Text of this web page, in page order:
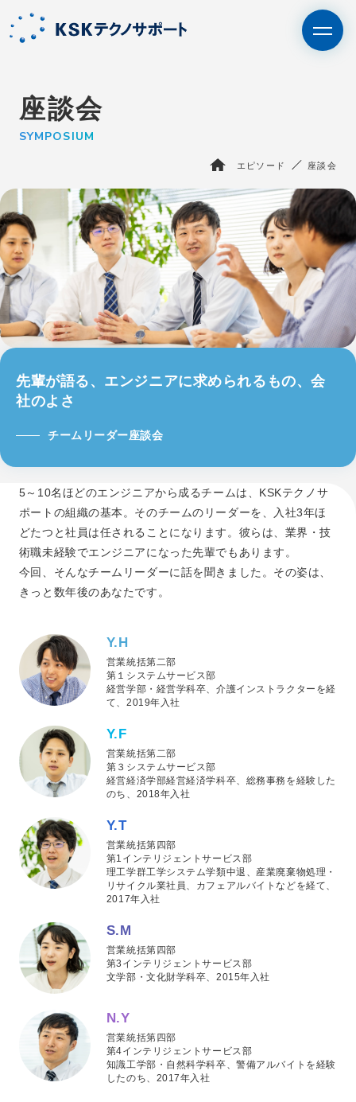
エントリー
サービス
KSKテクノサポートを知る
エピソード
採用情報
会社情報
お問い合わせ
座談会
SYMPOSIUM
エピソード 座談会
先輩が語る、エンジニアに求められるもの、会
社のよさ
チームリーダー座談会
5～10名ほどのエンジニアから成るチームは、KSKテクノサ
ポートの組織の基本。そのチームのリーダーを、入社3年ほ
どたつと社員は任されることになります。彼らは、業界・技
術職未経験でエンジニアになった先輩でもあります。
今回、そんなチームリーダーに話を聞きました。その姿は、
きっと数年後のあなたです。
Y.H
営業統括第二部
第１システムサービス部
経営学部・経営学科卒、介護インストラクターを経
て、2019年入社
Y.F
営業統括第二部
第３システムサービス部
経営経済学部経営経済学科卒、総務事務を経験した
のち、2018年入社
Y.T
営業統括第四部
第1インテリジェントサービス部
理工学群工学システム学類中退、産業廃棄物処理・
リサイクル業社員、カフェアルバイトなどを経て、
2017年入社
S.M
営業統括第四部
第3インテリジェントサービス部
文学部・文化財学科卒、2015年入社
N.Y
営業統括第四部
第4インテリジェントサービス部
知識工学部・自然科学科卒、警備アルバイトを経験
したのち、2017年入社